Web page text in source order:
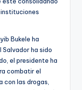
Bukele ha
Salvador ha sido
el presidente ha
combatir el
con las drogas,